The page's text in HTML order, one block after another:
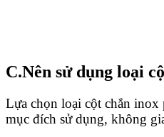
C.Nên sử dụng loại
Lựa chọn loại cột chắn
mục đích sử dụng, không